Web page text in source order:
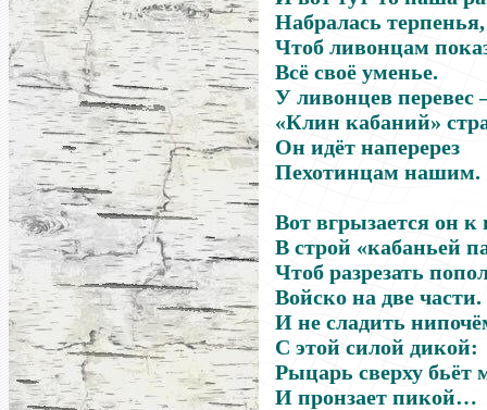
Набралась терпенья,
Чтоб ливонцам
Всё своё уменье.
У ливонцев перевес
«Клин кабаний»
Он идёт наперерез
Пехотинцам нашим.
Вот вгрызается он к
В строй «кабаньей
Чтоб разрезать
Войско на две части.
И не сладить
С этой силой дикой:
Рыцарь сверху бьёт
И пронзает пикой…